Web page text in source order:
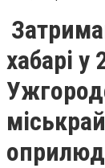
хабарі у